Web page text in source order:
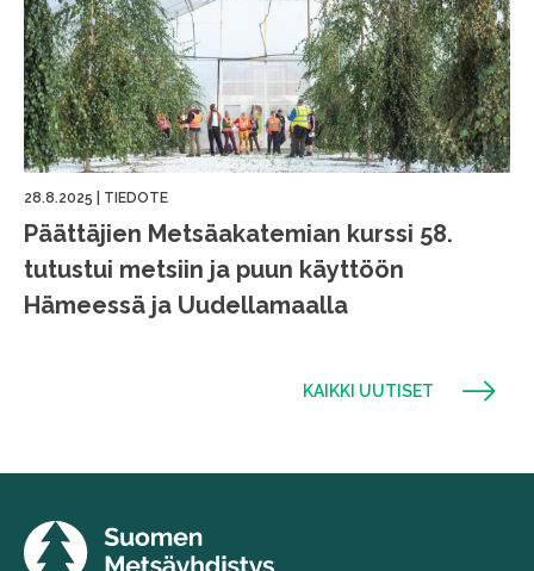
28.8.2025 TIEDOTE
Päättäjien Metsäakatemian kurssi 58.
tutustui metsiin ja puun käyttöön
Hämeessä ja Uudellamaalla
KAIKKI UUTISET